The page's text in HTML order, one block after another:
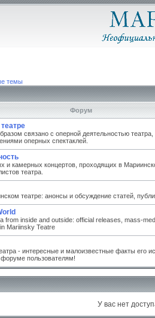
темы
Форум
связано с оперной деятельностью
оперных спектаклей.
и камерных концертов, проходящих в
театра.
театре: анонсы и обсуждение статей,
from inside and outside: official releases, mass-
Mariinsky Teatre
- интересные и малоизвестные факты его
пользователям!
У вас нет